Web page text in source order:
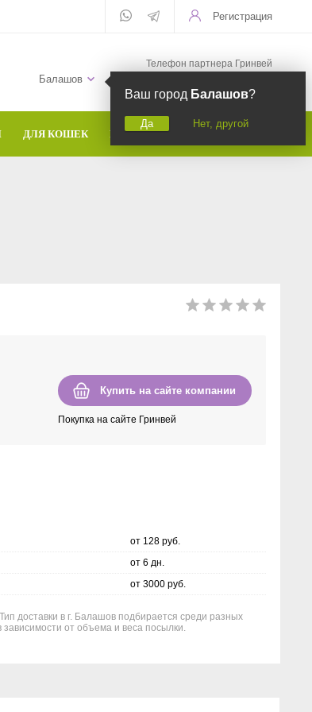
Регистрация
Балашов
Ваш город Балашов?
Да Нет, другой
Телефон партнера Гринвей
ДЛЯ КОШЕК БРЕНДЫ
Купить на сайте компании
Покупка на сайте Гринвей
от 128 руб.
от 6 дн.
от 3000 руб.
доставки в г. Балашов подбирается среди разных
от объема и веса посылки.